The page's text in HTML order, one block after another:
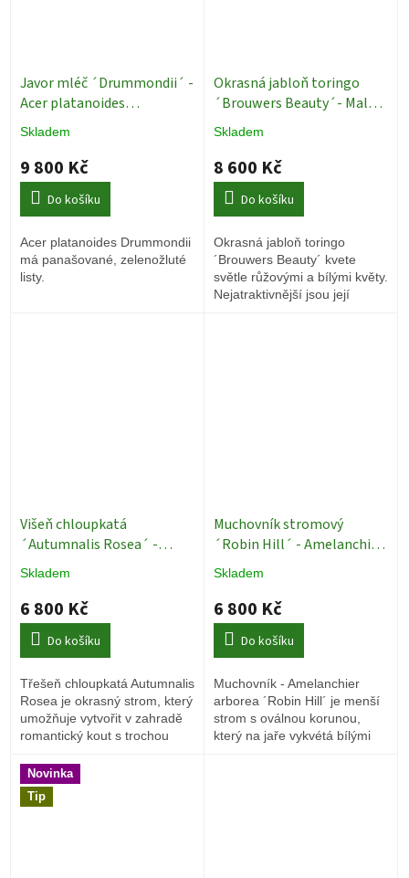
Javor mléč ´Drummondii´ -
Acer platanoides
´Drummondii´- ok 14/16
Skladem
9 800 Kč
Do košíku
Acer platanoides Drummondii
má panašované, zelenožluté
listy.
Okrasná jabloň toringo
´Brouwers Beauty´- Malus
toringo - ok 14/16
Skladem
8 600 Kč
Do košíku
Okrasná jabloň toringo
´Brouwers Beauty´ kvete
světle růžovými a bílými květy.
Nejatraktivnější jsou její
Višeň chloupkatá
´Autumnalis Rosea´ -
Prunus x subhirtella - ok
Skladem
6 800 Kč
Do košíku
Třešeň chloupkatá Autumnalis
Rosea je okrasný strom, který
umožňuje vytvořit v zahradě
romantický kout s trochou
Muchovník stromový
´Robin Hill´ - Amelanchier
arborea - ok 8/10
Skladem
6 800 Kč
Do košíku
Muchovník - Amelanchier
arborea ´Robin Hill´ je menší
strom s oválnou korunou,
který na jaře vykvétá bílými
Novinka
Tip